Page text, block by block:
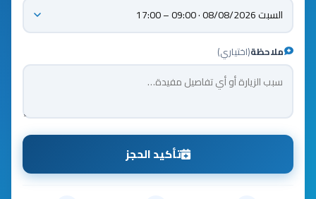
ملاحظة(اختياري)
تأكيد الحجز